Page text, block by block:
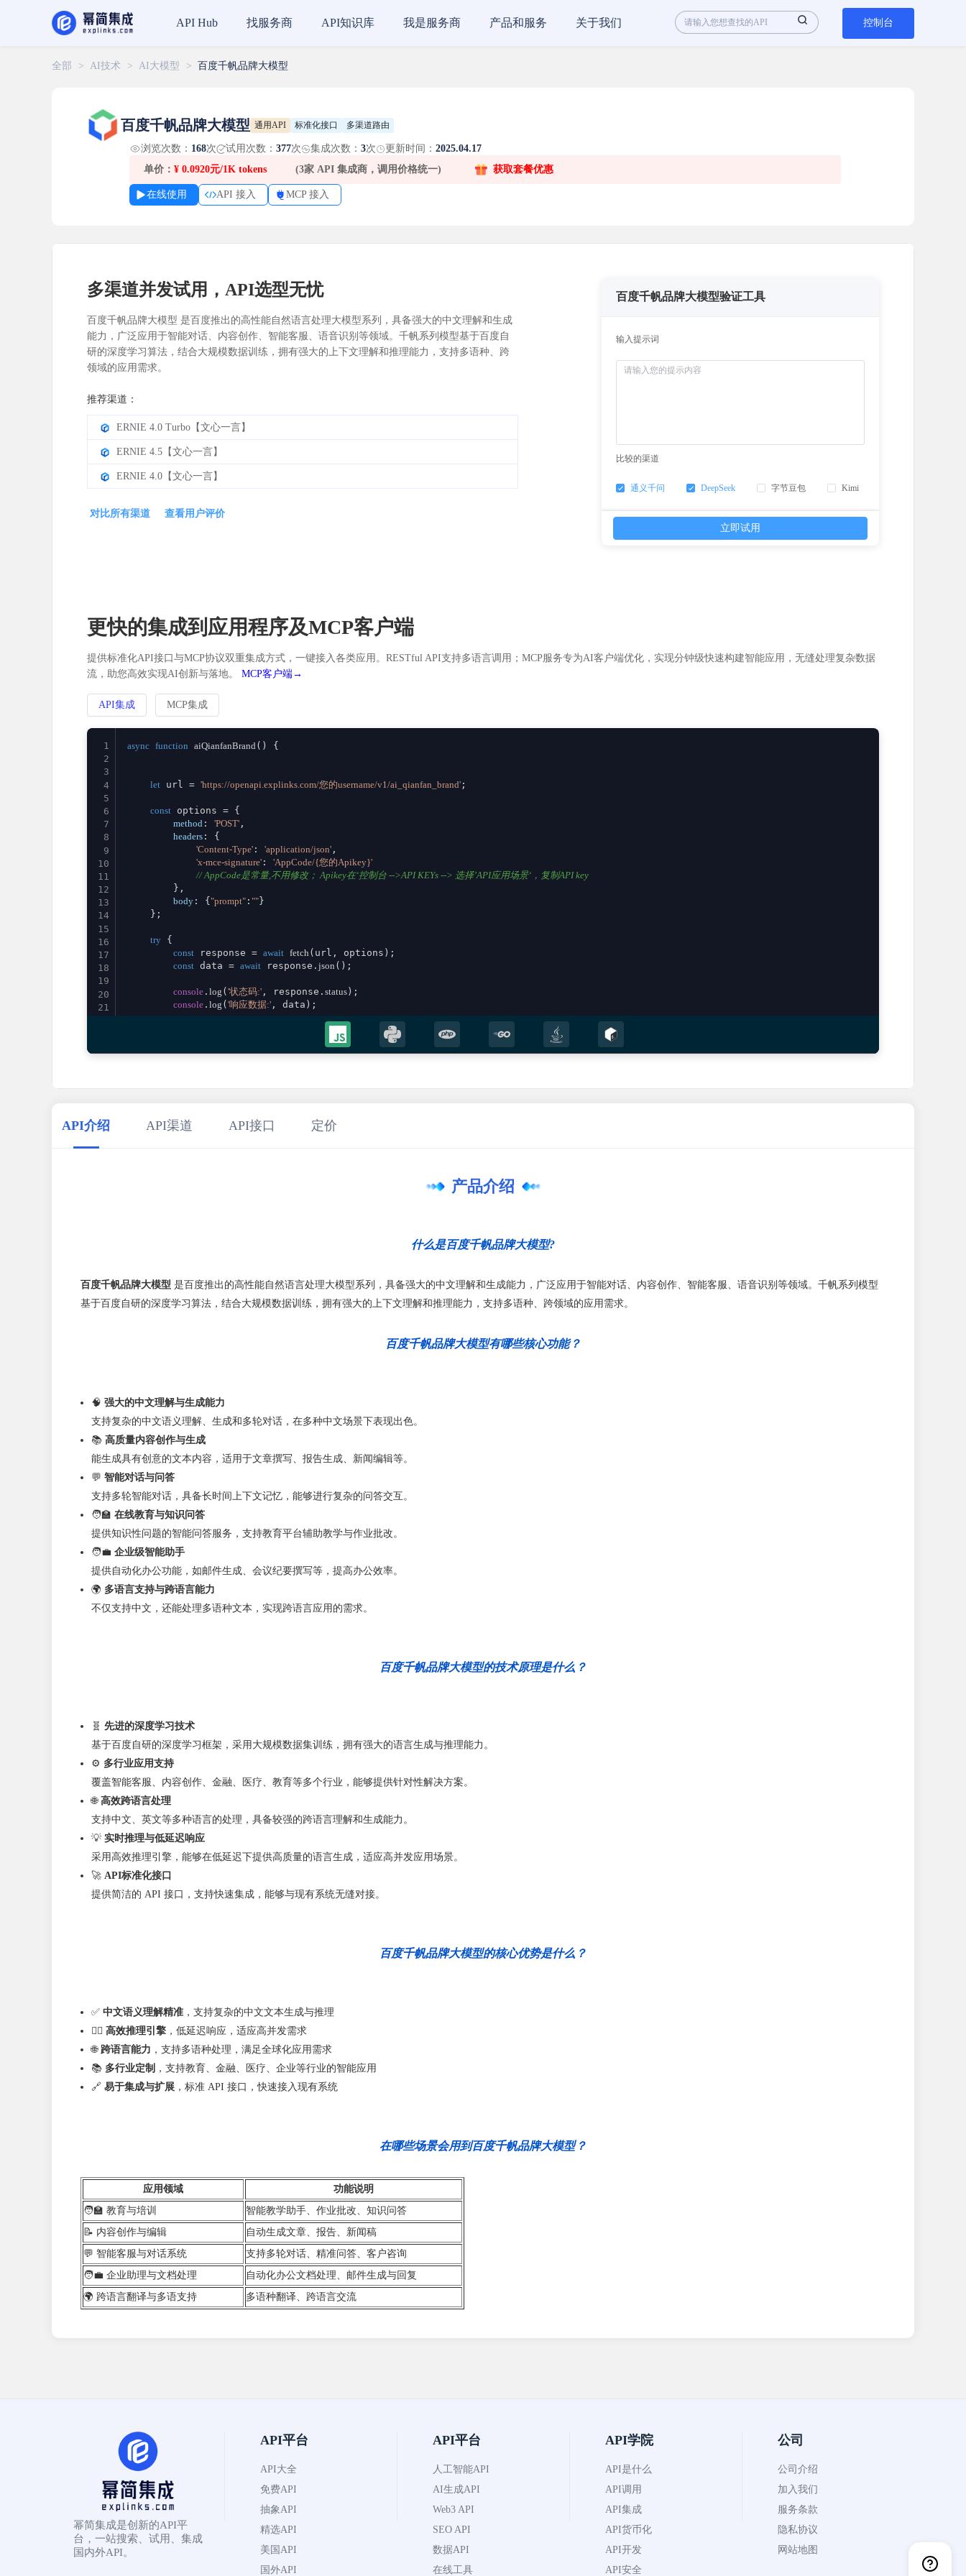
全部 > AI技术 > AI大模型 > 百度千帆品牌大模型
百度千帆品牌大模型 通用API 标准化接口 多渠道路由
浏览次数： 168次 试用次数： 377次 集成次数： 3次 更新时间： 2025.04.17
单价： ¥ 0.0920元/1K tokens (3家 API 集成商，调用价格统一) 获取套餐优惠
在线使用 API 接入 MCP 接入
多渠道并发试用，API选型无忧
百度千帆品牌大模型 是百度推出的高性能自然语言处理大模型系列，具备强大的中文理解和生成
能力，广泛应用于智能对话、内容创作、智能客服、语音识别等领域。千帆系列模型基于百度自
研的深度学习算法，结合大规模数据训练，拥有强大的上下文理解和推理能力，支持多语种、跨
领域的应用需求。
推荐渠道：
ERNIE 4.0 Turbo【文心一言】
ERNIE 4.5【文心一言】
ERNIE 4.0【文心一言】
对比所有渠道 查看用户评价
百度千帆品牌大模型验证工具
输入提示词
比较的渠道
通义千问 DeepSeek 字节豆包 Kimi
立即试用
更快的集成到应用程序及MCP客户端
提供标准化API接口与MCP协议双重集成方式，一键接入各类应用。RESTful API支持多语言调用；MCP服务专为AI客户端优化，实现分钟级快速构建智能应用，无缝处理复杂数据
流，助您高效实现AI创新与落地。 MCP客户端→
API集成 MCP集成
1
2
3
4
5
6
7
8
9
10
11
12
13
14
15
16
17
18
19
20
21
30
32
async function aiQianfanBrand( ) {
let url = 'https://openapi.explinks.com/您的username/v1/ai_qianfan_brand' ;
const options = {
method : 'POST' ,
headers : {
'Content-Type' : 'application/json' ,
'x-mce-signature' : 'AppCode/{您的Apikey}'
// AppCode是常量,不用修改； Apikey在‘控制台 -->API KEYs --> 选择’API应用场景‘，复制API key
        },
body : { "prompt" : "" }
    };
try {
const response = await fetch (url, options);
const data = await response. json ();
console . log ( '状态码:' , response. status );
console . log ( '响应数据:' , data);
console.error('请求失败:', error);
// 使用示例
aiQianfanBrand()
API介绍 API渠道 API接口 定价
产品介绍
什么是百度千帆品牌大模型?
百度千帆品牌大模型 是百度推出的高性能自然语言处理大模型系列，具备强大的中文理解和生成能力，广泛应用于智能对话、内容创作、智能客服、语音识别等领域。千帆系列模型
基于百度自研的深度学习算法，结合大规模数据训练，拥有强大的上下文理解和推理能力，支持多语种、跨领域的应用需求。
百度千帆品牌大模型有哪些核心功能？
🧠 强大的中文理解与生成能力
支持复杂的中文语义理解、生成和多轮对话，在多种中文场景下表现出色。
📚 高质量内容创作与生成
能生成具有创意的文本内容，适用于文章撰写、报告生成、新闻编辑等。
💬 智能对话与问答
支持多轮智能对话，具备长时间上下文记忆，能够进行复杂的问答交互。
🧑‍🏫 在线教育与知识问答
提供知识性问题的智能问答服务，支持教育平台辅助教学与作业批改。
🧑‍💼 企业级智能助手
提供自动化办公功能，如邮件生成、会议纪要撰写等，提高办公效率。
🌍 多语言支持与跨语言能力
不仅支持中文，还能处理多语种文本，实现跨语言应用的需求。
百度千帆品牌大模型的技术原理是什么？
🧬 先进的深度学习技术
基于百度自研的深度学习框架，采用大规模数据集训练，拥有强大的语言生成与推理能力。
⚙️ 多行业应用支持
覆盖智能客服、内容创作、金融、医疗、教育等多个行业，能够提供针对性解决方案。
🌐 高效跨语言处理
支持中文、英文等多种语言的处理，具备较强的跨语言理解和生成能力。
💡 实时推理与低延迟响应
采用高效推理引擎，能够在低延迟下提供高质量的语言生成，适应高并发应用场景。
🚀 API标准化接口
提供简洁的 API 接口，支持快速集成，能够与现有系统无缝对接。
百度千帆品牌大模型的核心优势是什么？
✅ 中文语义理解精准 ，支持复杂的中文文本生成与推理
🏃‍♂️ 高效推理引擎 ，低延迟响应，适应高并发需求
🌐 跨语言能力 ，支持多语种处理，满足全球化应用需求
📚 多行业定制 ，支持教育、金融、医疗、企业等行业的智能应用
🔗 易于集成与扩展 ，标准 API 接口，快速接入现有系统
在哪些场景会用到百度千帆品牌大模型？
应用领域
功能说明
🧑‍🏫 教育与培训
智能教学助手、作业批改、知识问答
📝 内容创作与编辑
自动生成文章、报告、新闻稿
💬 智能客服与对话系统
支持多轮对话、精准问答、客户咨询
🧑‍💼 企业助理与文档处理
自动化办公文档处理、邮件生成与回复
🌍 跨语言翻译与多语支持
多语种翻译、跨语言交流
API Hub 找服务商 API知识库 我是服务商 产品和服务 关于我们 控制台
幂简集成是创新的API平
台，一站搜索、试用、集成
国内外API。
API平台
API大全
免费API
抽象API
精选API
美国API
国外API
API平台
人工智能API
AI生成API
Web3 API
SEO API
数据API
在线工具
API学院
API是什么
API调用
API集成
API货币化
API开发
API安全
公司
公司介绍
加入我们
服务条款
隐私协议
网站地图